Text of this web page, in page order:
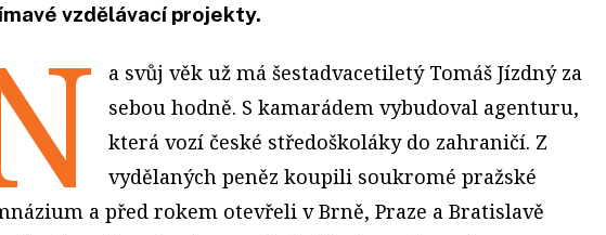
vzdělávací projekty.
a svůj věk už má šestadvacetiletý Tomáš Jízdný za
sebou hodně. S kamarádem vybudoval agenturu,
která vozí české středoškoláky do zahraničí. Z
vydělaných peněz koupili soukromé pražské
a před rokem otevřeli v Brně, Praze a Bratislavě